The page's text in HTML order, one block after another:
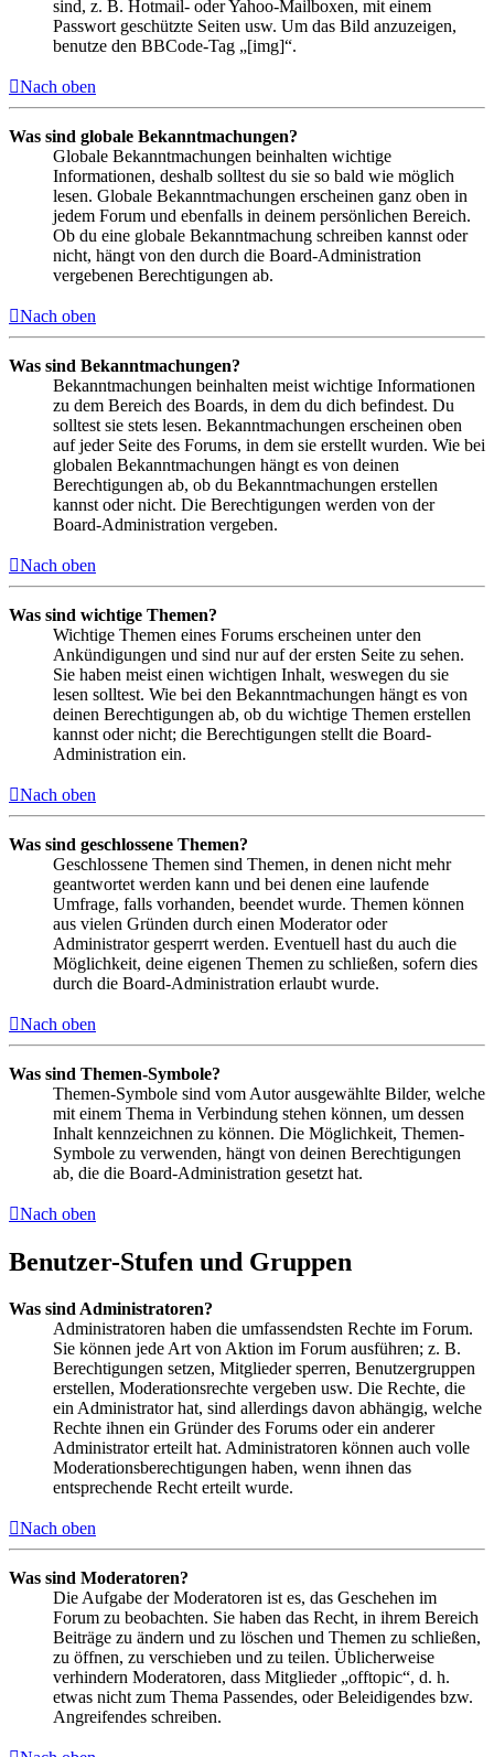
sind, z. B. Hotmail- oder Yahoo-Mailboxen, mit einem
Passwort geschützte Seiten usw. Um das Bild anzuzeigen,
benutze den BBCode-Tag „[img]“.
Nach oben
Was sind globale Bekanntmachungen?
Globale Bekanntmachungen beinhalten wichtige
Informationen, deshalb solltest du sie so bald wie möglich
lesen. Globale Bekanntmachungen erscheinen ganz oben in
jedem Forum und ebenfalls in deinem persönlichen Bereich.
Ob du eine globale Bekanntmachung schreiben kannst oder
nicht, hängt von den durch die Board-Administration
vergebenen Berechtigungen ab.
Nach oben
Was sind Bekanntmachungen?
Bekanntmachungen beinhalten meist wichtige Informationen
zu dem Bereich des Boards, in dem du dich befindest. Du
solltest sie stets lesen. Bekanntmachungen erscheinen oben
auf jeder Seite des Forums, in dem sie erstellt wurden. Wie bei
globalen Bekanntmachungen hängt es von deinen
Berechtigungen ab, ob du Bekanntmachungen erstellen
kannst oder nicht. Die Berechtigungen werden von der
Board-Administration vergeben.
Nach oben
Was sind wichtige Themen?
Wichtige Themen eines Forums erscheinen unter den
Ankündigungen und sind nur auf der ersten Seite zu sehen.
Sie haben meist einen wichtigen Inhalt, weswegen du sie
lesen solltest. Wie bei den Bekanntmachungen hängt es von
deinen Berechtigungen ab, ob du wichtige Themen erstellen
kannst oder nicht; die Berechtigungen stellt die Board-
Administration ein.
Nach oben
Was sind geschlossene Themen?
Geschlossene Themen sind Themen, in denen nicht mehr
geantwortet werden kann und bei denen eine laufende
Umfrage, falls vorhanden, beendet wurde. Themen können
aus vielen Gründen durch einen Moderator oder
Administrator gesperrt werden. Eventuell hast du auch die
Möglichkeit, deine eigenen Themen zu schließen, sofern dies
durch die Board-Administration erlaubt wurde.
Nach oben
Was sind Themen-Symbole?
Themen-Symbole sind vom Autor ausgewählte Bilder, welche
mit einem Thema in Verbindung stehen können, um dessen
Inhalt kennzeichnen zu können. Die Möglichkeit, Themen-
Symbole zu verwenden, hängt von deinen Berechtigungen
ab, die die Board-Administration gesetzt hat.
Nach oben
Benutzer-Stufen und Gruppen
Was sind Administratoren?
Administratoren haben die umfassendsten Rechte im Forum.
Sie können jede Art von Aktion im Forum ausführen; z. B.
Berechtigungen setzen, Mitglieder sperren, Benutzergruppen
erstellen, Moderationsrechte vergeben usw. Die Rechte, die
ein Administrator hat, sind allerdings davon abhängig, welche
Rechte ihnen ein Gründer des Forums oder ein anderer
Administrator erteilt hat. Administratoren können auch volle
Moderationsberechtigungen haben, wenn ihnen das
entsprechende Recht erteilt wurde.
Nach oben
Was sind Moderatoren?
Die Aufgabe der Moderatoren ist es, das Geschehen im
Forum zu beobachten. Sie haben das Recht, in ihrem Bereich
Beiträge zu ändern und zu löschen und Themen zu schließen,
zu öffnen, zu verschieben und zu teilen. Üblicherweise
verhindern Moderatoren, dass Mitglieder „offtopic“, d. h.
etwas nicht zum Thema Passendes, oder Beleidigendes bzw.
Angreifendes schreiben.